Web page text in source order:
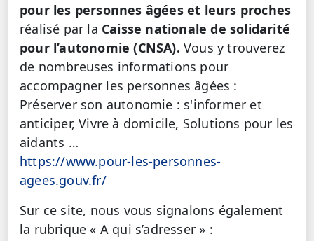
pour les personnes âgées et leurs proches
réalisé par la Caisse nationale de solidarité
pour l’autonomie (CNSA). Vous y trouverez
de nombreuses informations pour
accompagner les personnes âgées :
Préserver son autonomie : s'informer et
anticiper, Vivre à domicile, Solutions pour les
aidants …
https://www.pour-les-personnes-
agees.gouv.fr/
Sur ce site, nous vous signalons également
la rubrique « A qui s’adresser » :